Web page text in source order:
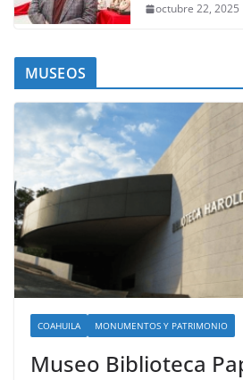
octubre 22, 2025
MUSEOS
COAHUILA MONUMENTOS Y PATRIMONIO
Museo Biblioteca